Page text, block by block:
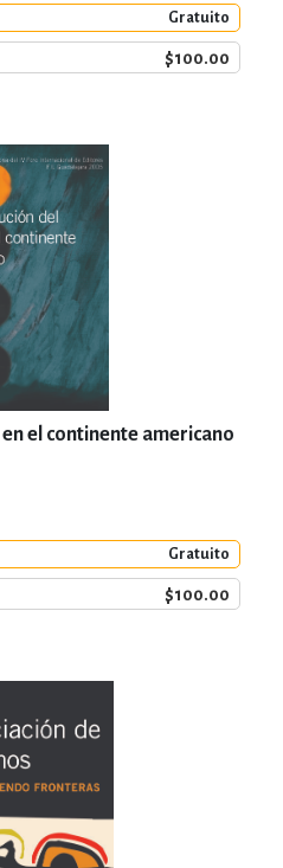
Gratuito
$100.00
el continente americano
Gratuito
$100.00